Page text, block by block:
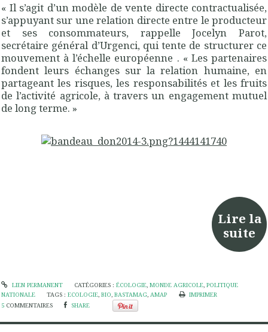
« Il s’agit d’un modèle de vente directe contractualisée,
s’appuyant sur une relation directe entre le producteur
et ses consommateurs, rappelle Jocelyn Parot,
secrétaire général d’Urgenci, qui tente de structurer ce
mouvement à l’échelle européenne . « Les partenaires
fondent leurs échanges sur la relation humaine, en
partageant les risques, les responsabilités et les fruits
de l’activité agricole, à travers un engagement mutuel
de long terme. »
Lire la
suite
LIEN PERMANENT CATÉGORIES : ÉCOLOGIE, MONDE AGRICOLE, POLITIQUE
NATIONALE
TAGS :ECOLOGIE,BIO,BASTAMAG,AMAP
IMPRIMER
5 COMMENTAIRES SHARE